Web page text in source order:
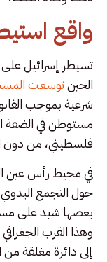
واقع
الحينتوسعت
فلسطيني، من دون
في محيط رأس عين
حول التجمع
وهذا القرب
إلى دائرة مغلقة من